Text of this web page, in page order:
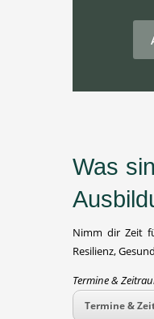
Was
Nimm dir Zeit
Resilienz,
Termine &
Termine &